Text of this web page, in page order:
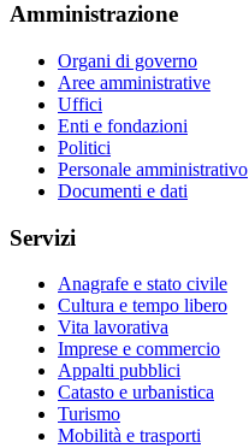
Amministrazione
Organi di governo
Aree amministrative
Uffici
Enti e fondazioni
Politici
Personale amministrativo
Documenti e dati
Servizi
Anagrafe e stato civile
Cultura e tempo libero
Vita lavorativa
Imprese e commercio
Appalti pubblici
Catasto e urbanistica
Turismo
Mobilità e trasporti